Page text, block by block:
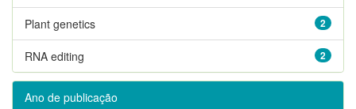
2
Plant genetics
2
RNA editing
Ano de publicação